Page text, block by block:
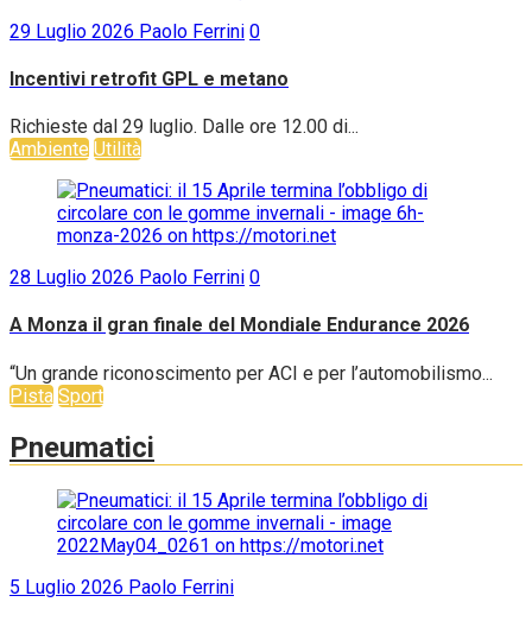
29 Luglio 2026 Paolo Ferrini 0
Incentivi retrofit GPL e metano
Richieste dal 29 luglio. Dalle ore 12.00 di...
Ambiente Utilità
28 Luglio 2026 Paolo Ferrini 0
A Monza il gran finale del Mondiale Endurance 2026
“Un grande riconoscimento per ACI e per l’automobilismo...
Pista Sport
Pneumatici
5 Luglio 2026 Paolo Ferrini